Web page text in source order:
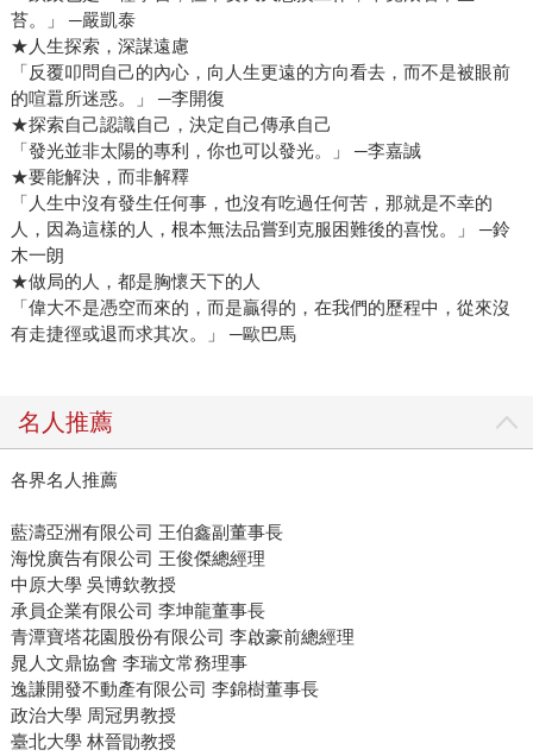
苔。」 ─嚴凱泰
★人生探索，深謀遠慮
「反覆叩問自己的內心，向人生更遠的方向看去，而不是被眼前
的喧囂所迷惑。」 ─李開復
★探索自己認識自己，決定自己傳承自己
「發光並非太陽的專利，你也可以發光。」 ─李嘉誠
★要能解決，而非解釋
「人生中沒有發生任何事，也沒有吃過任何苦，那就是不幸的
人，因為這樣的人，根本無法品嘗到克服困難後的喜悅。」 ─鈴
木一朗
★做局的人，都是胸懷天下的人
「偉大不是憑空而來的，而是贏得的，在我們的歷程中，從來沒
有走捷徑或退而求其次。」 ─歐巴馬
名人推薦
各界名人推薦
藍濤亞洲有限公司 王伯鑫副董事長
海悅廣告有限公司 王俊傑總經理
中原大學 吳博欽教授
承員企業有限公司 李坤龍董事長
青潭寶塔花園股份有限公司 李啟豪前總經理
晁人文鼎協會 李瑞文常務理事
逸謙開發不動產有限公司 李錦樹董事長
政治大學 周冠男教授
臺北大學 林晉勖教授